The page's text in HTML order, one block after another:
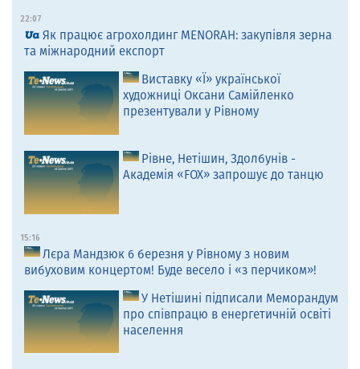
22:07
Як працює агрохолдинг MENORAH: закупівля зерна
та міжнародний експорт
Виставку «Ї» української
художниці Оксани Самійленко
презентували у Рівному
Рівне, Нетішин, Здолбунів -
Академія «FOX» запрошує до танцю
15:16
Лєра Мандзюк 6 березня у Рівному з новим
вибуховим концертом! Буде весело і «з перчиком»!
У Нетішині підписали Меморандум
про співпрацю в енергетичній освіті
населення